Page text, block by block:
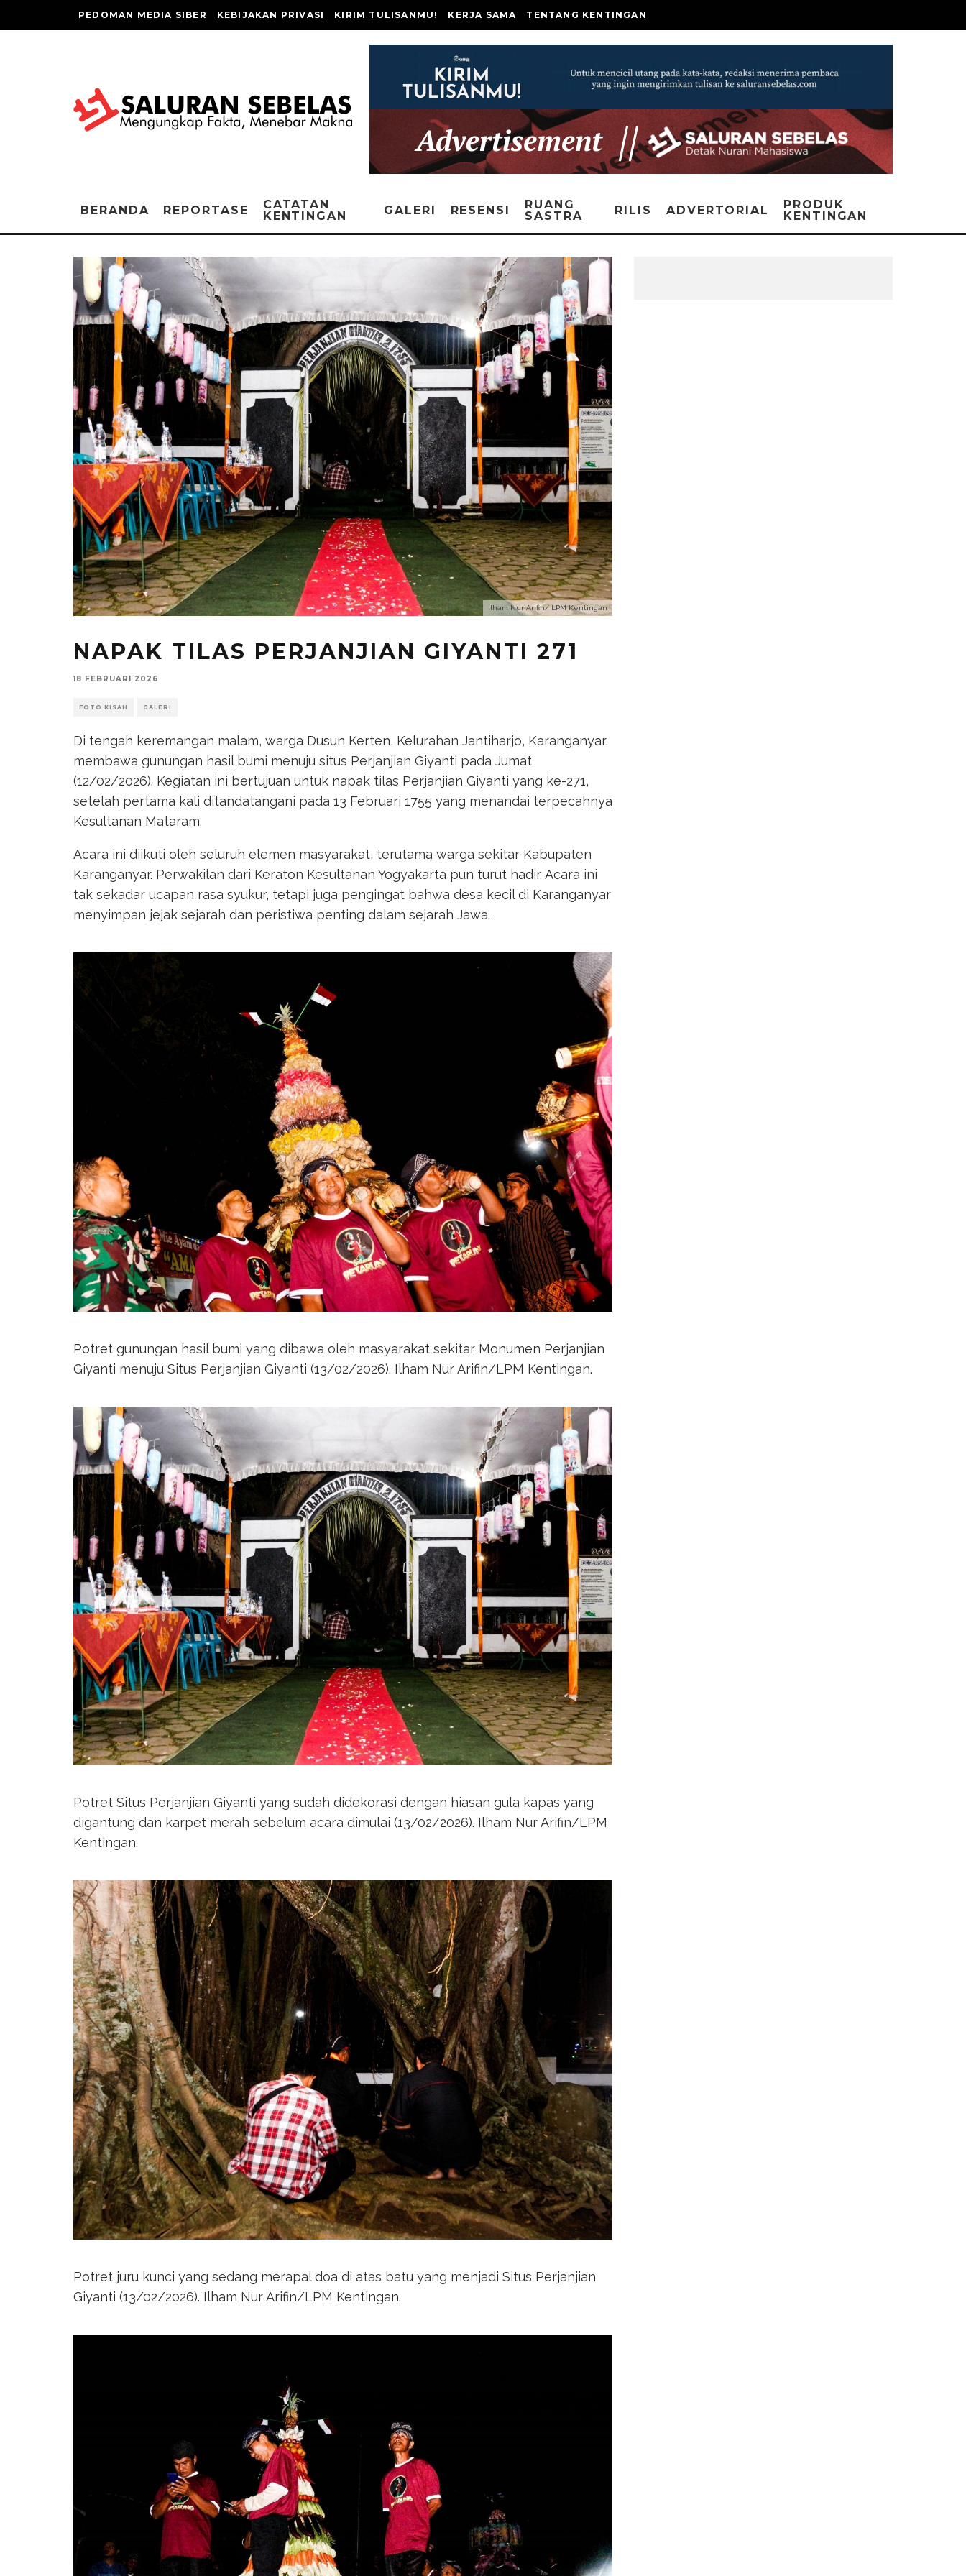
PEDOMAN MEDIA SIBER KEBIJAKAN PRIVASI KIRIM TULISANMU! KERJA SAMA TENTANG KENTINGAN
BERANDA REPORTASE
CATATAN
KENTINGAN
GALERI RESENSI
RUANG
SASTRA
RILIS ADVERTORIAL
PRODUK
KENTINGAN
Ilham Nur Arifin/ LPM Kentingan
NAPAK TILAS PERJANJIAN GIYANTI 271
18 FEBRUARI 2026
FOTO KISAH GALERI
Di tengah keremangan malam, warga Dusun Kerten, Kelurahan Jantiharjo, Karanganyar,
membawa gunungan hasil bumi menuju situs Perjanjian Giyanti pada Jumat
(12/02/2026). Kegiatan ini bertujuan untuk napak tilas Perjanjian Giyanti yang ke-271,
setelah pertama kali ditandatangani pada 13 Februari 1755 yang menandai terpecahnya
Kesultanan Mataram.
Acara ini diikuti oleh seluruh elemen masyarakat, terutama warga sekitar Kabupaten
Karanganyar. Perwakilan dari Keraton Kesultanan Yogyakarta pun turut hadir. Acara ini
tak sekadar ucapan rasa syukur, tetapi juga pengingat bahwa desa kecil di Karanganyar
menyimpan jejak sejarah dan peristiwa penting dalam sejarah Jawa.
Potret gunungan hasil bumi yang dibawa oleh masyarakat sekitar Monumen Perjanjian
Giyanti menuju Situs Perjanjian Giyanti (13/02/2026). Ilham Nur Arifin/LPM Kentingan.
Potret Situs Perjanjian Giyanti yang sudah didekorasi dengan hiasan gula kapas yang
digantung dan karpet merah sebelum acara dimulai (13/02/2026). Ilham Nur Arifin/LPM
Kentingan.
Potret juru kunci yang sedang merapal doa di atas batu yang menjadi Situs Perjanjian
Giyanti (13/02/2026). Ilham Nur Arifin/LPM Kentingan.